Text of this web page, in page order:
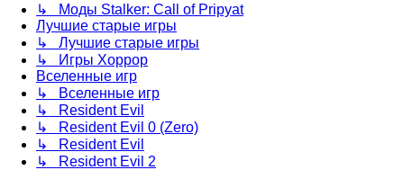
↳ Моды Stalker: Call of Pripyat
Лучшие старые игры
↳ Лучшие старые игры
↳ Игры Хоррор
Вселенные игр
↳ Вселенные игр
↳ Resident Evil
↳ Resident Evil 0 (Zero)
↳ Resident Evil
↳ Resident Evil 2